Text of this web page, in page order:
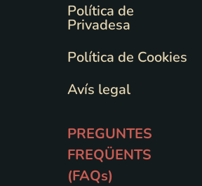
Política de
Privadesa
Política de Cookies
Avís legal
PREGUNTES
FREQÜENTS
(FAQs)